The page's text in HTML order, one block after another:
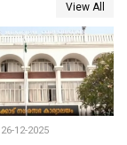
ഓഫീസ്View All
12-2025